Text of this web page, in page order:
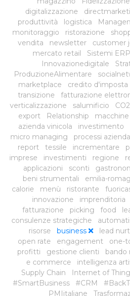
digitalizzazione
produttività
logistica
monitoraggio
ristorazione
vendita
newsletter customer
mercato retail
Sistemi ERP
Innovazionedigitale
ProduzioneAlimentare
marketplace
credito d'imposta
transizione
fatturazione
verticalizzazione
salumificio CO2
export
Relationship
azienda vinicola
investimento
micro managing
processi
report
tessile incrementare
imprese
investimenti regione
applicazioni
sconti
beni strumentali
emilia-
calorie
menù ristorante
innovazione
imprenditoria
fatturazione
picking food
consulenze strategiche
risorse
business lead
open rate
engagement one-
profitti
gestione clienti bando
e commerce
intelligenza
Supply Chain
Internet of
#SmartBusiness
#CRM
PMIitaliane